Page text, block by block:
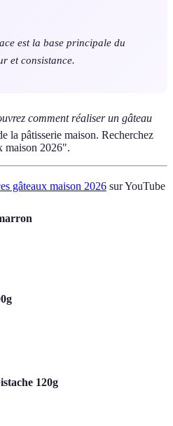
est la base principale du
et consistance.
comment réaliser un gâteau
la pâtisserie maison. Recherchez
maison 2026".
gâteaux maison 2026 sur YouTube
120g